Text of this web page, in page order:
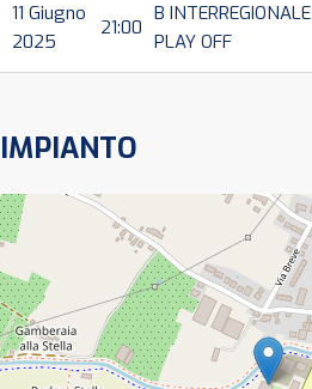
11 Giugno
2025
21:00
B INTERREGIONALE
PLAY OFF
IMPIANTO